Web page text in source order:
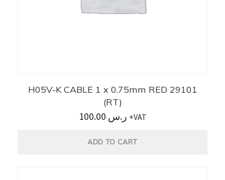
H05V-K CABLE 1 x 0.75mm RED 29101
(RT)
ر.س +VAT
ADD TO CART